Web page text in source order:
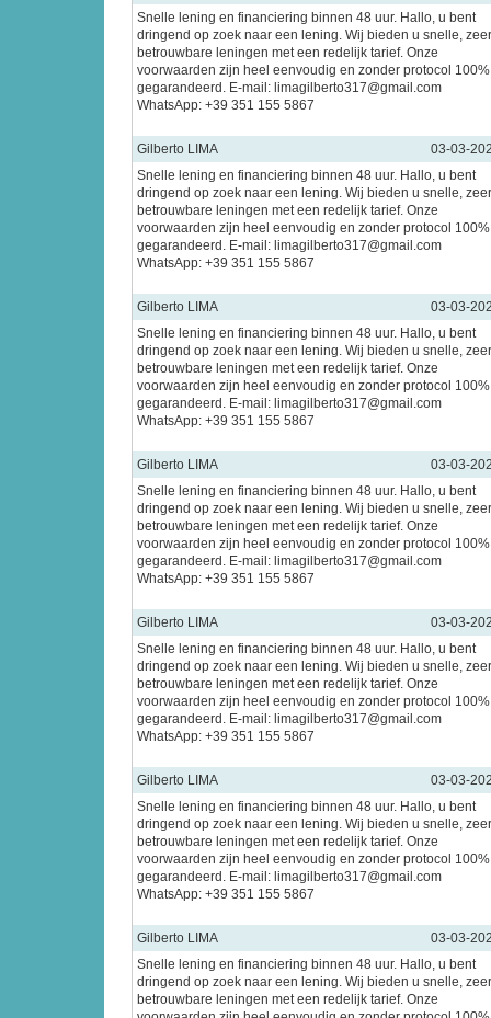
Snelle lening en financiering binnen 48 uur. Hallo, u bent
dringend op zoek naar een lening. Wij bieden u snelle, zeer
betrouwbare leningen met een redelijk tarief. Onze
voorwaarden zijn heel eenvoudig en zonder protocol 100%
gegarandeerd. E-mail: limagilberto317@gmail.com
WhatsApp: +39 351 155 5867
Gilberto LIMA
03-03-
Snelle lening en financiering binnen 48 uur. Hallo, u bent
dringend op zoek naar een lening. Wij bieden u snelle, zeer
betrouwbare leningen met een redelijk tarief. Onze
voorwaarden zijn heel eenvoudig en zonder protocol 100%
gegarandeerd. E-mail: limagilberto317@gmail.com
WhatsApp: +39 351 155 5867
Gilberto LIMA
03-03-
Snelle lening en financiering binnen 48 uur. Hallo, u bent
dringend op zoek naar een lening. Wij bieden u snelle, zeer
betrouwbare leningen met een redelijk tarief. Onze
voorwaarden zijn heel eenvoudig en zonder protocol 100%
gegarandeerd. E-mail: limagilberto317@gmail.com
WhatsApp: +39 351 155 5867
Gilberto LIMA
03-03-
Snelle lening en financiering binnen 48 uur. Hallo, u bent
dringend op zoek naar een lening. Wij bieden u snelle, zeer
betrouwbare leningen met een redelijk tarief. Onze
voorwaarden zijn heel eenvoudig en zonder protocol 100%
gegarandeerd. E-mail: limagilberto317@gmail.com
WhatsApp: +39 351 155 5867
Gilberto LIMA
03-03-
Snelle lening en financiering binnen 48 uur. Hallo, u bent
dringend op zoek naar een lening. Wij bieden u snelle, zeer
betrouwbare leningen met een redelijk tarief. Onze
voorwaarden zijn heel eenvoudig en zonder protocol 100%
gegarandeerd. E-mail: limagilberto317@gmail.com
WhatsApp: +39 351 155 5867
Gilberto LIMA
03-03-
Snelle lening en financiering binnen 48 uur. Hallo, u bent
dringend op zoek naar een lening. Wij bieden u snelle, zeer
betrouwbare leningen met een redelijk tarief. Onze
voorwaarden zijn heel eenvoudig en zonder protocol 100%
gegarandeerd. E-mail: limagilberto317@gmail.com
WhatsApp: +39 351 155 5867
Gilberto LIMA
03-03-
Snelle lening en financiering binnen 48 uur. Hallo, u bent
dringend op zoek naar een lening. Wij bieden u snelle, zeer
betrouwbare leningen met een redelijk tarief. Onze